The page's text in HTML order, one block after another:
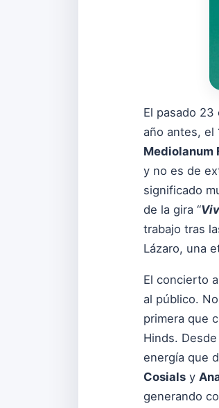
El pasado
año antes, el
Mediolanum
y no es de
significado
de la gira “
trabajo tras
Lázaro, una
El concierto
al público.
primera que
Hinds.
energía que
Cosials y
generando